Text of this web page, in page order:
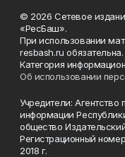
© 2026 Сетевое
«РесБаш».
При использовании
resbash.ru обязательна.
Категория
Об использовании
Учредители:
информации
общество
Регистрационный
2018 г.